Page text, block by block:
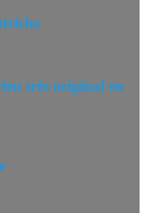
très original en